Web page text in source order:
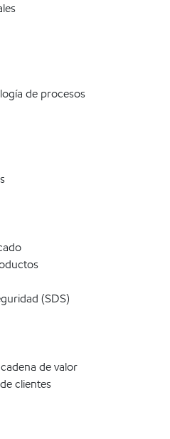
de procesos
(SDS)
de valor
clientes